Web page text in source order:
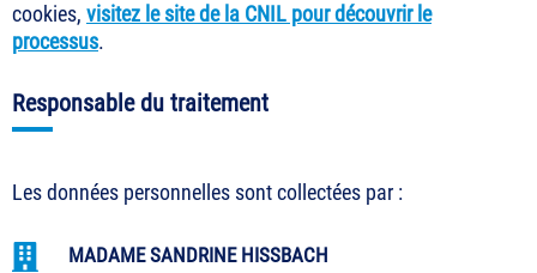
cookies, visitez le site de la CNIL pour découvrir le
processus.
Responsable du traitement
Les données personnelles sont collectées par :
 MADAME SANDRINE HISSBACH